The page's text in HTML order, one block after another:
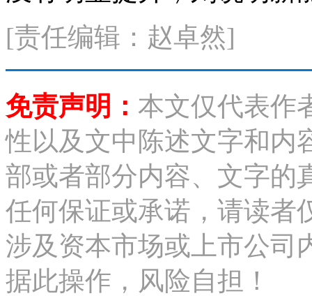
[责任编辑：赵卓然]
免责声明： 本文仅代表作
性以及文中陈述文字和内
部或者部分内容、文字的
任何保证或承诺，请读者
涉及资本市场或上市公司
据此操作，风险自担！